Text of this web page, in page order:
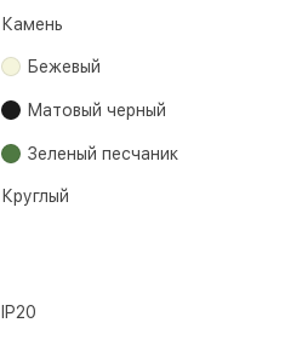
Камень
Бежевый
Матовый черный
Зеленый песчаник
Круглый
IP20